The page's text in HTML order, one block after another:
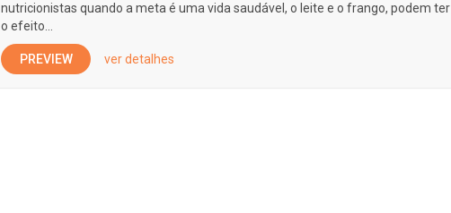
nutricionistas quando a meta é uma vida saudável, o leite e o frango, podem ter
o efeito...
PREVIEW ver detalhes